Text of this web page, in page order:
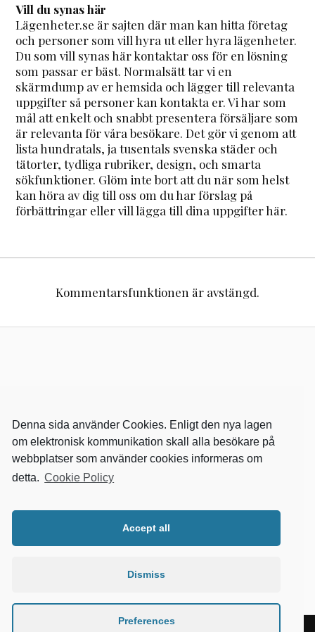
Vill du synas här
Lägenheter.se är sajten där man kan hitta företag
och personer som vill hyra ut eller hyra lägenheter.
Du som vill synas här kontaktar oss för en lösning
som passar er bäst. Normalsätt tar vi en
skärmdump av er hemsida och lägger till relevanta
uppgifter så personer kan kontakta er. Vi har som
mål att enkelt och snabbt presentera försäljare som
är relevanta för våra besökare. Det gör vi genom att
lista hundratals, ja tusentals svenska städer och
tätorter, tydliga rubriker, design, och smarta
sökfunktioner. Glöm inte bort att du när som helst
kan höra av dig till oss om du har förslag på
förbättringar eller vill lägga till dina uppgifter här.
Kommentarsfunktionen är avstängd.
Denna sida använder Cookies. Enligt den nya lagen
om elektronisk kommunikation skall alla besökare på
webbplatser som använder cookies informeras om
detta. Cookie Policy
Accept all
Dismiss
Preferences